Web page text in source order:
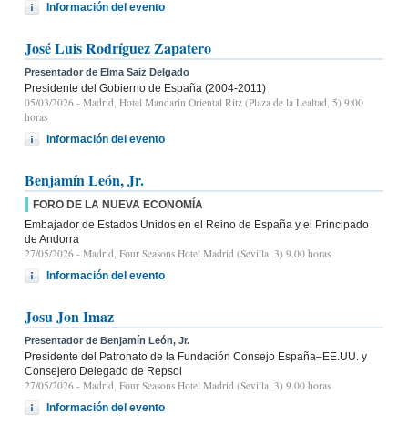
Información del evento
José Luis Rodríguez Zapatero
Presentador de Elma Saiz Delgado
Presidente del Gobierno de España (2004-2011)
05/03/2026 - Madrid, Hotel Mandarin Oriental Ritz (Plaza de la Lealtad, 5) 9:00
horas
Información del evento
Benjamín León, Jr.
FORO DE LA NUEVA ECONOMÍA
Embajador de Estados Unidos en el Reino de España y el Principado
de Andorra
27/05/2026 - Madrid, Four Seasons Hotel Madrid (Sevilla, 3) 9.00 horas
Información del evento
Josu Jon Imaz
Presentador de Benjamín León, Jr.
Presidente del Patronato de la Fundación Consejo España–EE.UU. y
Consejero Delegado de Repsol
27/05/2026 - Madrid, Four Seasons Hotel Madrid (Sevilla, 3) 9.00 horas
Información del evento